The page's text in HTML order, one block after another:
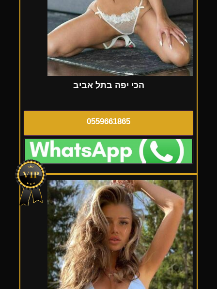
הכי יפה בתל אביב
0559661865